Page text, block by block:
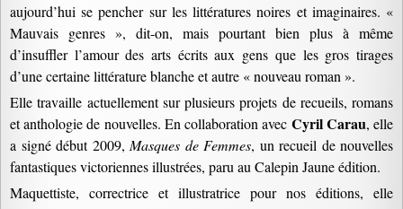
aujourd’hui se pencher sur les littératures noires et imaginaires. «
Mauvais genres », dit-on, mais pourtant bien plus à même
d’insuffler l’amour des arts écrits aux gens que les gros tirages
d’une certaine littérature blanche et autre « nouveau roman ».
Elle travaille actuellement sur plusieurs projets de recueils, romans
et anthologie de nouvelles. En collaboration avec CyrilCarau, elle
a signé début 2009, Masques de Femmes, un recueil de nouvelles
fantastiques victoriennes illustrées, paru au Calepin Jaune édition.
Maquettiste, correctrice et illustratrice pour nos éditions, elle